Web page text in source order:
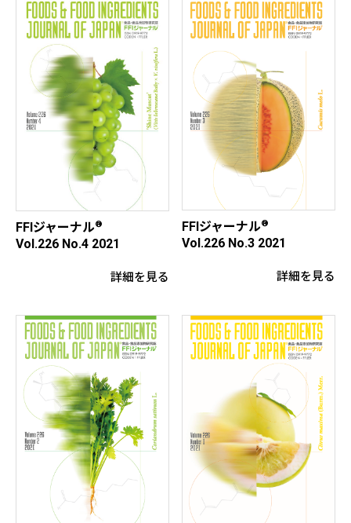
FFIジャーナル®
Vol.226 No.4 2021
詳細を見る
FFIジャーナル®
Vol.226 No.3 2021
詳細を見る